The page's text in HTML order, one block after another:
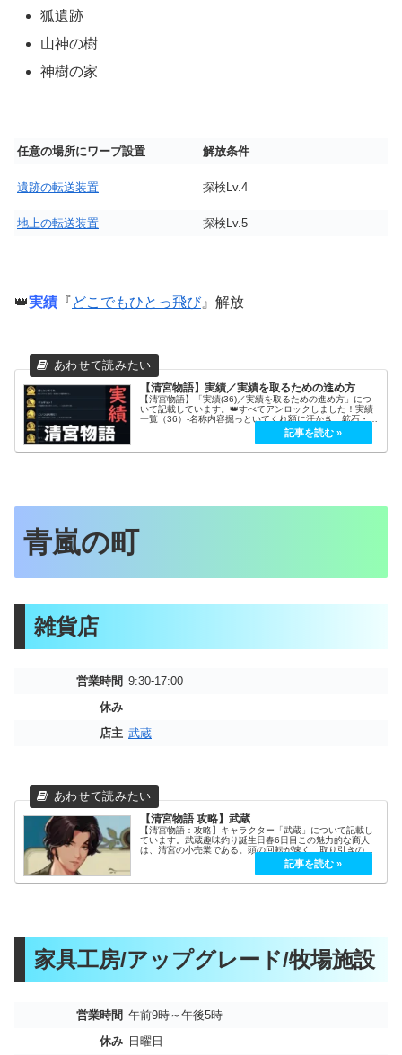
狐遺跡
山神の樹
神樹の家
任意の場所にワープ設置 解放条件
遺跡の転送装置 探検Lv.4
地上の転送装置 探検Lv.5
👑実績 『どこでもひとっ飛び』解放
【清宮物語】実績／実績を取るための進め方
【清宮物語】「実績(36)／実績を取るための進め方」につ
いて記載しています。👑すべてアンロックしました！実績
一覧（36）-名称内容掘っといてくれ額に汗かき、鉱石・鉱
物を10種類集める。ギョギョッ！30種類の魚を釣り上げ
青嵐の町
雑貨店
営業時間 9:30-17:00
休み –
店主 武蔵
【清宮物語 攻略】武蔵
【清宮物語：攻略】キャラクター「武蔵」について記載し
ています。武蔵趣味釣り誕生日春6日目この魅力的な商人
は、清宮の小売業である。頭の回転が速く、取り引きのス
ピードも比類なきものだ。町のみんなと複雑な関係を持っ
ている。好きなもの大好き白水晶、...
家具工房/アップグレード/牧場施設
営業時間 午前9時～午後5時
休み 日曜日